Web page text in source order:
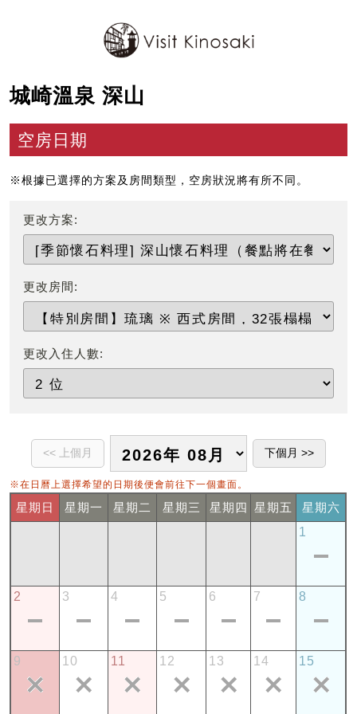
城崎溫泉 深山
空房日期
※根據已選擇的方案及房間類型，空房狀況將有所不同。
更改方案:
更改房間:
更改入住人數:
※在日曆上選擇希望的日期後便會前往下一個畫面。
星期日 星期一 星期二 星期三 星期四 星期五
星期六
1
2 3 4 5 6 7 8
9 10 11 12 13 14 15